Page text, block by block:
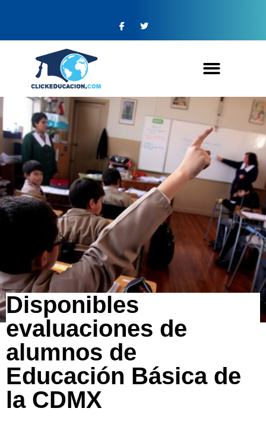
Disponibles
evaluaciones de
alumnos de
Educación Básica de
la CDMX